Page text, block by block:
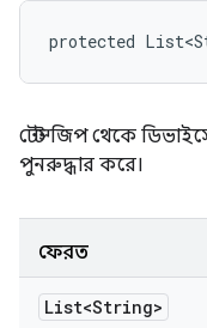
protected
টেস্ট জিপ থেকে
পুনরুদ্ধার করে।
ফেরত
List<String>